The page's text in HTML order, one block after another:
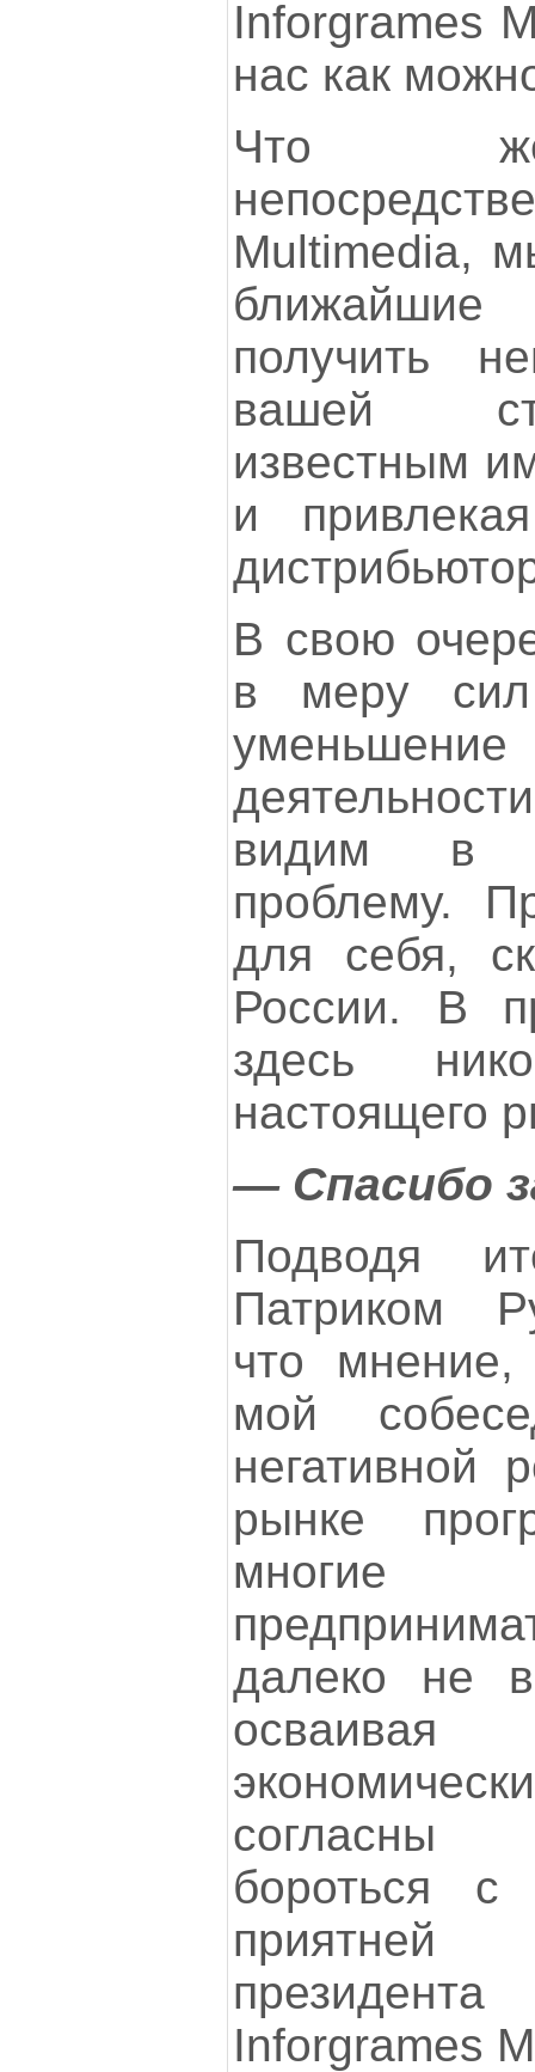
Inforgrames
нас как
Что же
Multimedia,
получить
вашей
известным
и
В свою
в меру
видим в
проблему.
для себя,
России. В
здесь
настоящего
— Спасибо
Подводя
Патриком
что мнение,
мой
негативной
рынке
далеко не
согласны
бороться
приятней
Inforgrames